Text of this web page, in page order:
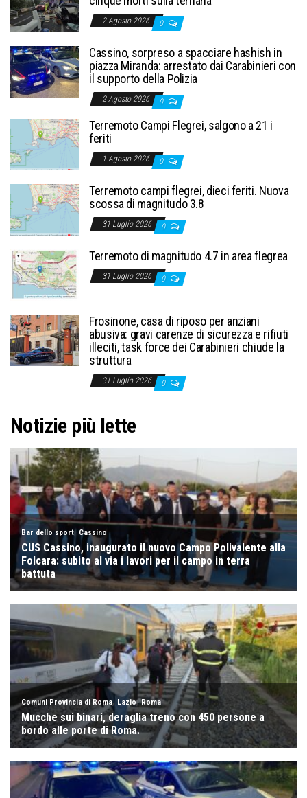
2 Agosto 2026 0
Cassino, sorpreso a spacciare hashish in
piazza Miranda: arrestato dai Carabinieri con
il supporto della Polizia
2 Agosto 2026 0
Terremoto Campi Flegrei, salgono a 21 i
feriti
1 Agosto 2026 0
Terremoto campi flegrei, dieci feriti. Nuova
scossa di magnitudo 3.8
31 Luglio 2026 0
Terremoto di magnitudo 4.7 in area flegrea
31 Luglio 2026 0
Frosinone, casa di riposo per anziani
abusiva: gravi carenze di sicurezza e rifiuti
illeciti, task force dei Carabinieri chiude la
struttura
31 Luglio 2026 0
Notizie più lette